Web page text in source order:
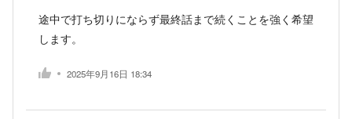
途中で打ち切りにならず最終話まで続くことを強く希望
します。
2025年9月16日 18:34